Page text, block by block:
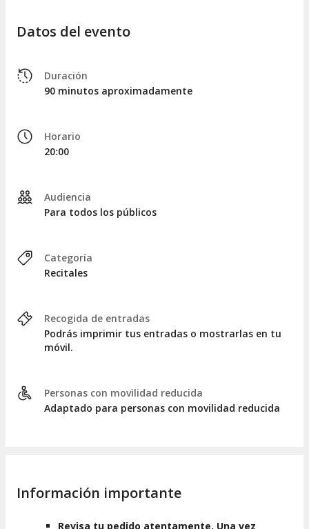
Datos del evento
Duración
90 minutos aproximadamente
Horario
20:00
Audiencia
Para todos los públicos
Categoría
Recitales
Recogida de entradas
Podrás imprimir tus entradas o mostrarlas en tu
móvil.
Personas con movilidad reducida
Adaptado para personas con movilidad reducida
Información importante
Revisa tu pedido atentamente. Una vez